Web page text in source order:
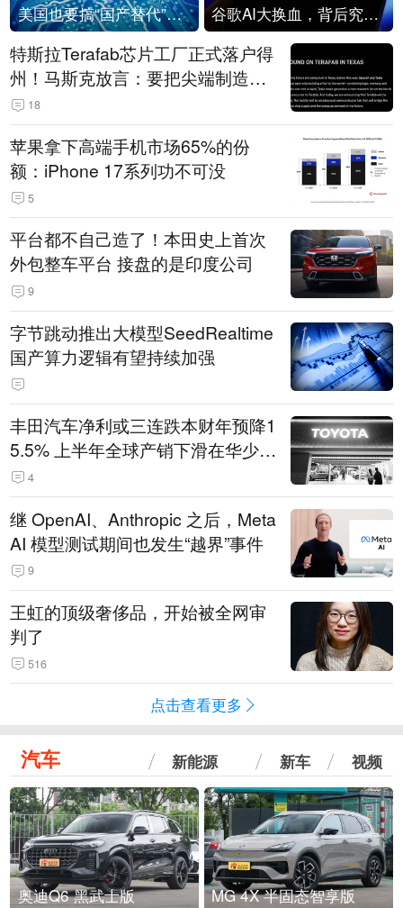
美国也要搞“国产替代”？先算清三笔账 谷歌AI大换血，背后究竟发生了什么？
特斯拉Terafab芯片工厂正式落户得
州！马斯克放言：要把尖端制造带
回美国
18
苹果拿下高端手机市场65%的份
额：iPhone 17系列功不可没
5
平台都不自己造了！本田史上首次
外包整车平台 接盘的是印度公司
9
字节跳动推出大模型SeedRealtime
国产算力逻辑有望持续加强
丰田汽车净利或三连跌本财年预降1
5.5% 上半年全球产销下滑在华少卖
14.3万辆
4
继 OpenAI、Anthropic 之后，Meta
AI 模型测试期间也发生“越界”事件
9
王虹的顶级奢侈品，开始被全网审
判了
516
点击查看更多
汽车 新能源 新车 视频
奥迪Q6 黑武士版 MG 4X 半固态智享版